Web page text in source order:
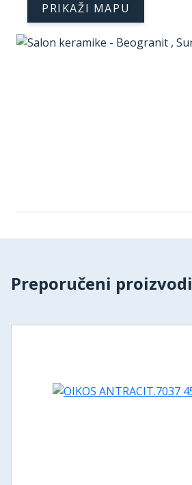
PRIKAŽI MAPU
Preporučeni proizvodi